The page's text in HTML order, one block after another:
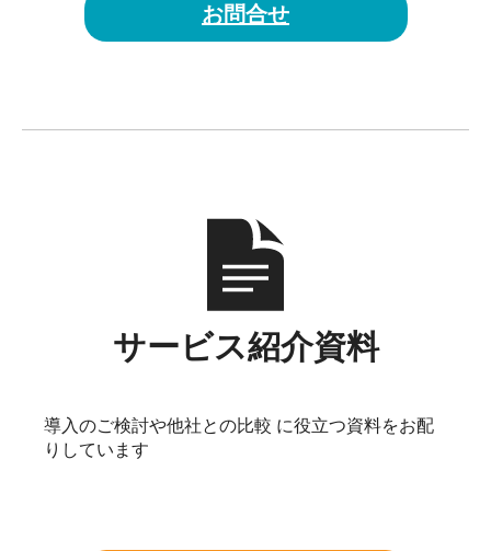
お問合せ
サービス紹介資料
導入のご検討や他社との比較 に役立つ資料をお配
りしています